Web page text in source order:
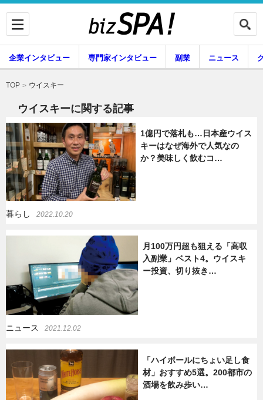
企業インタビュー 専門家インタビュー
副業
グルメ
暮らし
企業インタビュー 専門家インタビュー 副業 ニュース
暮らし エンタメ
TOP ウイスキー
ウイスキーに関する記事
1億円で落札も…日本産ウイス
キーはなぜ海外で人気なの
か？美味しく飲むコ…
暮らし 2022.10.20
月100万円超も狙える「高収
入副業」ベスト4。ウイスキ
ー投資、切り抜き…
ニュース 2021.12.02
「ハイボールにちょい足し食
材」おすすめ5選。200都市の
酒場を飲み歩い…